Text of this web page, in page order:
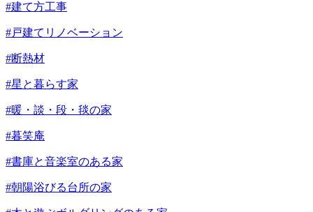
#建て方工事
#戸建てリノベーション
#断熱材
#星と暮らす家
#暖・談・段・毯の家
#暮笑庵
#書庫と音楽室のある家
#朝陽浴びる台所の家